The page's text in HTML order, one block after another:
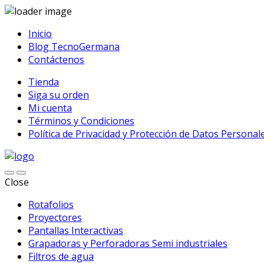
Inicio
Blog TecnoGermana
Contáctenos
Tienda
Siga su orden
Mi cuenta
Términos y Condiciones
Política de Privacidad y Protección de Datos
Close
Rotafolios
Proyectores
Pantallas Interactivas
Grapadoras y Perforadoras Semi industriales
Filtros de agua